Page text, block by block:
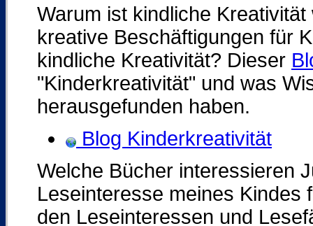
Warum ist kindliche
kreative Beschäftigungen für
kindliche Kreativität? Dieser
"Kinderkreativität" und was
herausgefunden haben.
Blog Kinderkreativität
Welche Bücher interessieren
Leseinteresse meines Kindes
den Leseinteressen und